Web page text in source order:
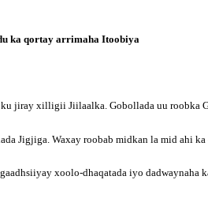
ka qortay arrimaha Itoobiya
jiray xilligii Jiilaalka. Gobollada uu
Jigjiga. Waxay roobab midkan la mid ahi
xoolo-dhaqatada iyo dadwaynaha